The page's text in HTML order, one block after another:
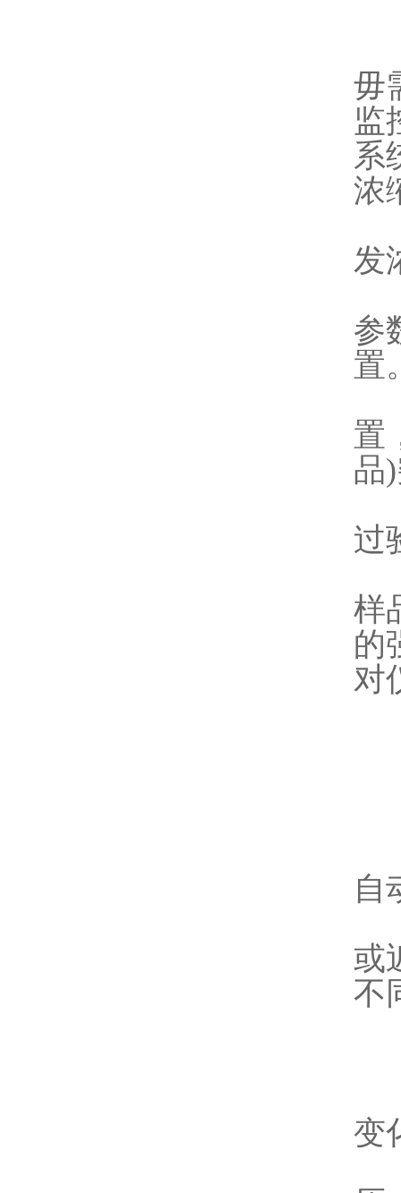
毋
监
系
浓
发
参
置
置
品
过
样
的
对
自
或
不
变